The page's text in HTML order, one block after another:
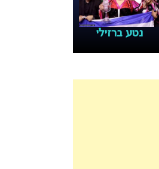
נטע ברזילי